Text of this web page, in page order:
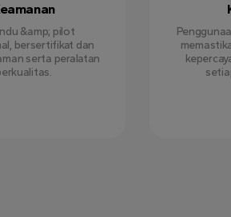
&amp; pilot
bersertifikat dan
serta peralatan